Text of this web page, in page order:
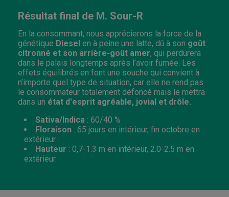
Résultat final de M. Sour-R
En la consommant, nous apprécierons la force de la
génétique Diesel en à peine une latte, dû à son goût
citronné et son arrière-goût amer, qui perdurera
dans le palais longtemps après l’avoir fumée. Les
effets équilibrés en font une souche qui convient à
n’importe quel type de situation, car elle ne rend pas
le consommateur totalement défoncé mais le mettra
dans un état d'esprit agréable, jovial et drôle.
Sativa/Indica : 60/40 %
Floraison : 65 jours en intérieur, fin octobre en
extérieur.
Hauteur : 0,7-1.3 m en intérieur, 2.0-2.5 m en
extérieur.